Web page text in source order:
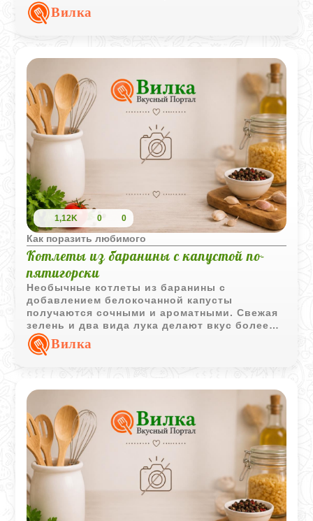
свежей зеленью и лимоном.
Вилка
1,12K 0 0
Как поразить любимого
Котлеты из баранины с капустой по-
пятигорски
Необычные котлеты из баранины с
добавлением белокочанной капусты
получаются сочными и ароматными. Свежая
зелень и два вида лука делают вкус более
насыщенным, а панировка обеспечивает
аппетитную корочку.
Вилка